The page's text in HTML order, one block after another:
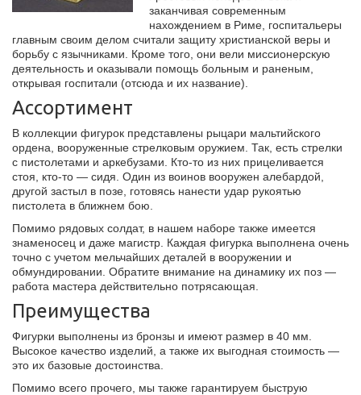
заканчивая современным
нахождением в Риме, госпитальеры
главным своим делом считали защиту христианской веры и
борьбу с язычниками. Кроме того, они вели миссионерскую
деятельность и оказывали помощь больным и раненым,
открывая госпитали (отсюда и их название).
Ассортимент
В коллекции фигурок представлены рыцари мальтийского
ордена, вооруженные стрелковым оружием. Так, есть стрелки
с пистолетами и аркебузами. Кто-то из них прицеливается
стоя, кто-то — сидя. Один из воинов вооружен алебардой,
другой застыл в позе, готовясь нанести удар рукоятью
пистолета в ближнем бою.
Помимо рядовых солдат, в нашем наборе также имеется
знаменосец и даже магистр. Каждая фигурка выполнена очень
точно с учетом мельчайших деталей в вооружении и
обмундировании. Обратите внимание на динамику их поз —
работа мастера действительно потрясающая.
Преимущества
Фигурки выполнены из бронзы и имеют размер в 40 мм.
Высокое качество изделий, а также их выгодная стоимость —
это их базовые достоинства.
Помимо всего прочего, мы также гарантируем быструю